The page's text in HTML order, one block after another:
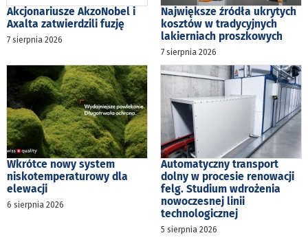
Akcjonariusze AkzoNobel i
Axalta zatwierdzili fuzję
7 sierpnia 2026
Największe źródła ukrytych
kosztów w tradycyjnych
lakierniach proszkowych
7 sierpnia 2026
Wkrótce nowy system
niskotemperaturowy dla
elewacji
6 sierpnia 2026
Automatyczny transport
dolny w procesie renowacji
felg. Studium wdrożenia
nowoczesnej linii
technologicznej
5 sierpnia 2026